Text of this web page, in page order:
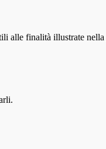
alle finalità illustrate nella